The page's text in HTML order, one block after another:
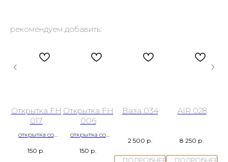
рекомендуем добавить:
Открытка FH
017
открытка со
слоем
150 р.
Открытка FH
006
открытка со
слоем
150 р.
Ваза 034
2 500 р.
ПОДРОБНЕЕ
AIR 028
8 250 р.
ПОДРОБНЕЕ